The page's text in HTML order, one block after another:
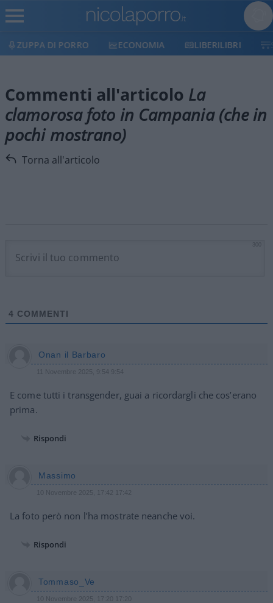
ZUPPA DI PORRO ECONOMIA LIBERILIBRI
Commenti all'articolo La
clamorosa foto in Campania (che in
pochi mostrano)
Torna all'articolo
4 COMMENTI
Onan il Barbaro
11 Novembre 2025, 9:54 9:54
E come tutti i transgender, guai a ricordargli che cos’erano
prima.
Rispondi
Massimo
10 Novembre 2025, 17:42 17:42
La foto però non l’ha mostrate neanche voi.
Rispondi
Tommaso_Ve
10 Novembre 2025, 17:20 17:20